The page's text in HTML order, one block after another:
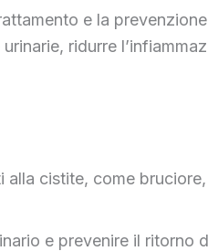
e la
ridurre
alla cistite, come
e prevenire il ritorno